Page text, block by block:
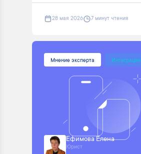
28 мая 2026 7 минут чтения
Мнение эксперта Интеграция
Ефимова Елена
Юрист